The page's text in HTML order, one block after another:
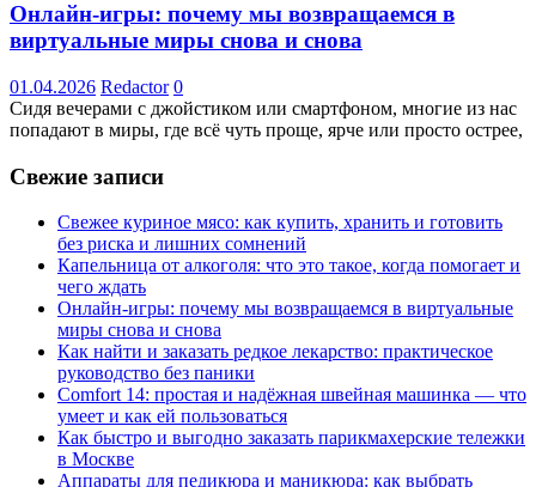
Онлайн-игры: почему мы возвращаемся в
виртуальные миры снова и снова
01.04.2026 Redactor 0
Сидя вечерами с джойстиком или смартфоном, многие из нас
попадают в миры, где всё чуть проще, ярче или просто острее,
Свежие записи
Свежее куриное мясо: как купить, хранить и готовить
без риска и лишних сомнений
Капельница от алкоголя: что это такое, когда помогает и
чего ждать
Онлайн-игры: почему мы возвращаемся в виртуальные
миры снова и снова
Как найти и заказать редкое лекарство: практическое
руководство без паники
Comfort 14: простая и надёжная швейная машинка — что
умеет и как ей пользоваться
Как быстро и выгодно заказать парикмахерские тележки
в Москве
Аппараты для педикюра и маникюра: как выбрать